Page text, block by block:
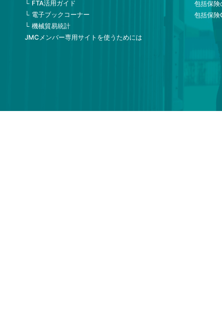
FTA活用ガイド
電子ブックコーナー
機械貿易統計
JMCメンバー専用サイトを使うためには
包括保険
包括保険